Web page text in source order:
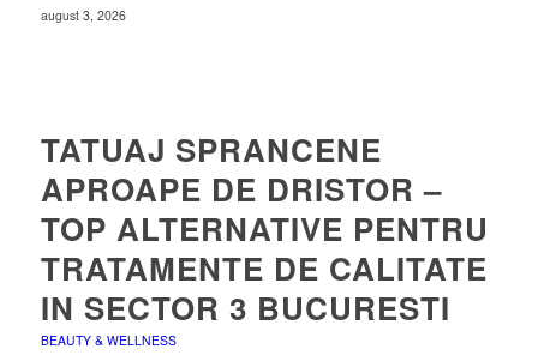
august 3, 2026
TATUAJ SPRANCENE
APROAPE DE DRISTOR –
TOP ALTERNATIVE PENTRU
TRATAMENTE DE CALITATE
IN SECTOR 3 BUCURESTI
BEAUTY & WELLNESS